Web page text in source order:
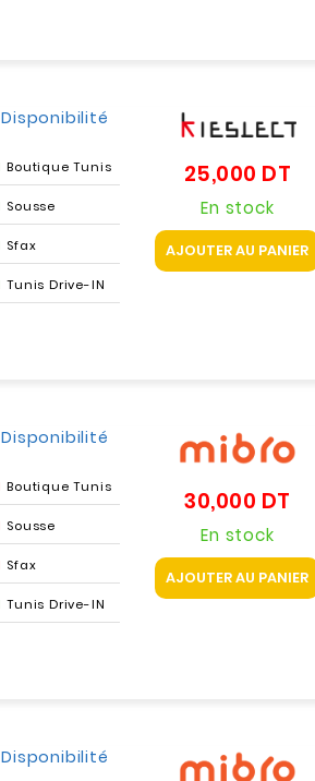
Disponibilité
Boutique Tunis
Sousse
Sfax
Tunis Drive-IN
25,000 DT
En stock
AJOUTER AU PANIER
Disponibilité
Boutique Tunis
Sousse
Sfax
Tunis Drive-IN
30,000 DT
En stock
AJOUTER AU PANIER
Disponibilité